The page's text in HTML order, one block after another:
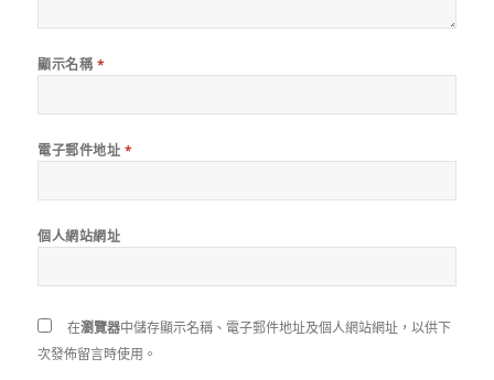
顯示名稱 *
電子郵件地址 *
個人網站網址
在瀏覽器中儲存顯示名稱、電子郵件地址及個人網站網址，以供下
次發佈留言時使用。